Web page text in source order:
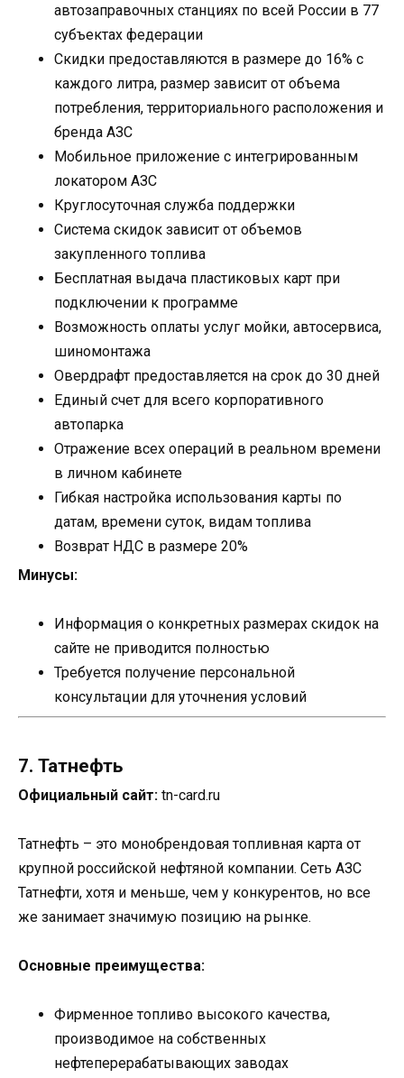
автозаправочных станциях по всей России в 77
субъектах федерации
Скидки предоставляются в размере до 16% с
каждого литра, размер зависит от объема
потребления, территориального расположения и
бренда АЗС
Мобильное приложение с интегрированным
локатором АЗС
Круглосуточная служба поддержки
Система скидок зависит от объемов
закупленного топлива
Бесплатная выдача пластиковых карт при
подключении к программе
Возможность оплаты услуг мойки, автосервиса,
шиномонтажа
Овердрафт предоставляется на срок до 30 дней
Единый счет для всего корпоративного
автопарка
Отражение всех операций в реальном времени
в личном кабинете
Гибкая настройка использования карты по
датам, времени суток, видам топлива
Возврат НДС в размере 20%
Минусы:
Информация о конкретных размерах скидок на
сайте не приводится полностью
Требуется получение персональной
консультации для уточнения условий
7. Татнефть
Официальный сайт: tn-card.ru
Татнефть – это монобрендовая топливная карта от
крупной российской нефтяной компании. Сеть АЗС
Татнефти, хотя и меньше, чем у конкурентов, но все
же занимает значимую позицию на рынке.
Основные преимущества:
Фирменное топливо высокого качества,
производимое на собственных
нефтеперерабатывающих заводах